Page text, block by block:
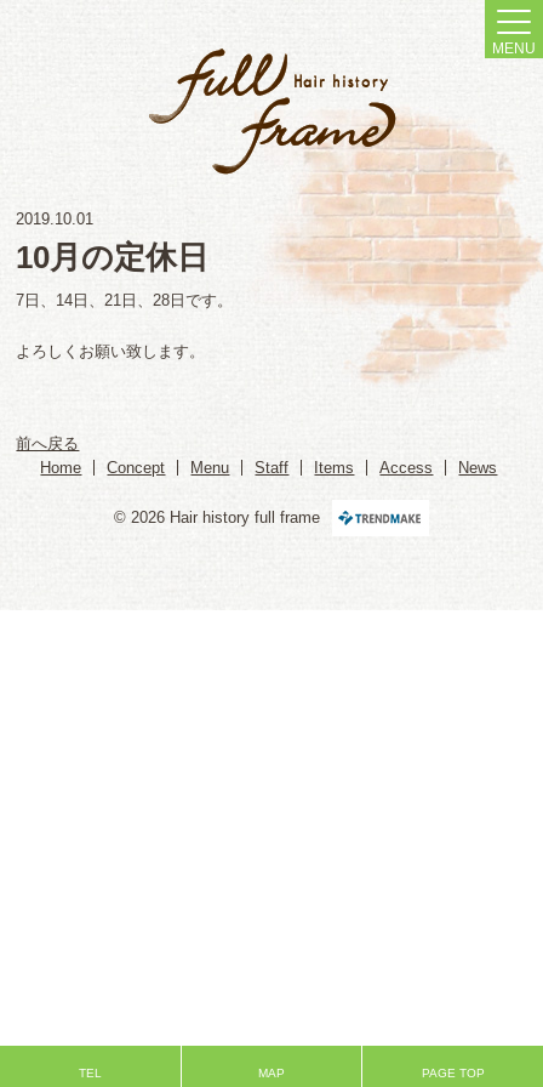
MENU
2019.10.01
10月の定休日
7日、14日、21日、28日です。
よろしくお願い致します。
前へ戻る
Home
Concept Menu Staff Items Access News
© 2026 Hair history full frame
TEL MAP PAGE TOP